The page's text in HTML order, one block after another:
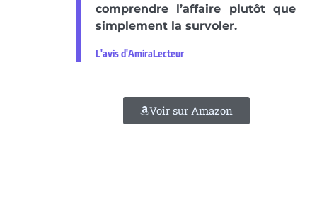
comprendre l’affaire plutôt que
simplement la survoler.
L'avis d'AmiraLecteur
Voir sur Amazon